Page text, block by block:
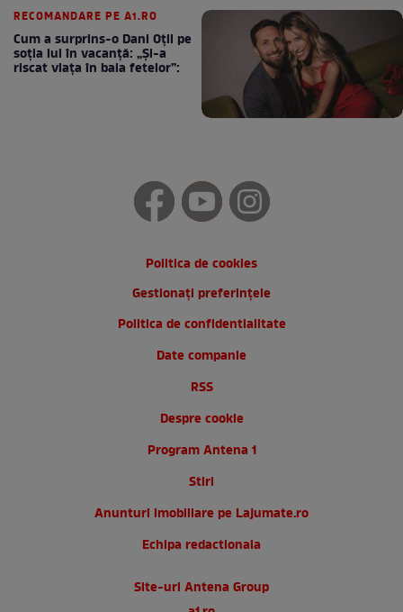
RECOMANDARE PE A1.RO
Cum a surprins-o Dani Oțil pe
soția lui în vacanță: „Și-a
riscat viața în baia fetelor”:
Politica de cookies
Gestionați preferințele
Politica de confidentialitate
Date companie
RSS
Despre cookie
Program Antena 1
Stiri
Anunturi imobiliare pe Lajumate.ro
Echipa redactionala
Site-uri Antena Group